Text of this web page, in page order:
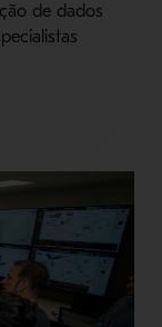
de dados